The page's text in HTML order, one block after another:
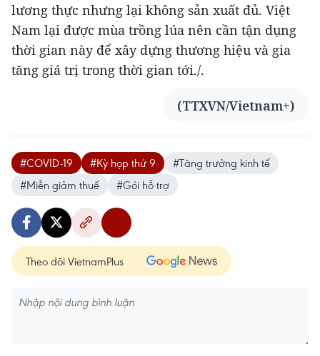
lương thực nhưng lại không sản xuất đủ. Việt
Nam lại được mùa trồng lúa nên cần tận dụng
thời gian này để xây dựng thương hiệu và gia
tăng giá trị trong thời gian tới./.
(TTXVN/Vietnam+)
#COVID-19 #Kỳ họp thứ 9
#Tăng trưởng kinh tế
#Miễn giảm thuế
#Gói hỗ trợ
Theo dõi VietnamPlus